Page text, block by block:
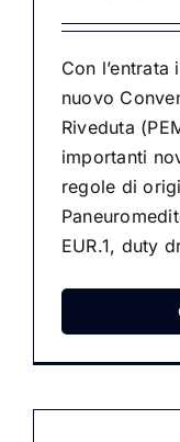
Con
nuovo
Riveduta
importanti
regole di
EUR.1, duty